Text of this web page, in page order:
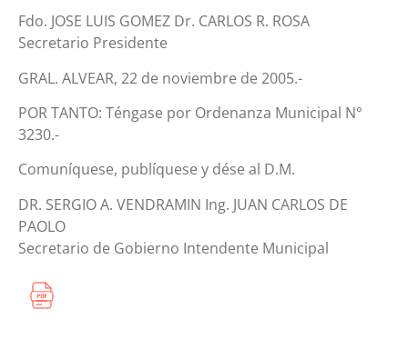
Fdo. JOSE LUIS GOMEZ Dr. CARLOS R. ROSA
Secretario Presidente
GRAL. ALVEAR, 22 de noviembre de 2005.-
POR TANTO: Téngase por Ordenanza Municipal N°
3230.-
Comuníquese, publíquese y dése al D.M.
DR. SERGIO A. VENDRAMIN Ing. JUAN CARLOS DE
PAOLO
Secretario de Gobierno Intendente Municipal